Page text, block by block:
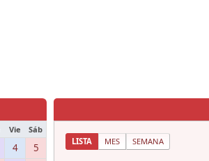
Vie Sáb
4
5
LISTA MES SEMANA